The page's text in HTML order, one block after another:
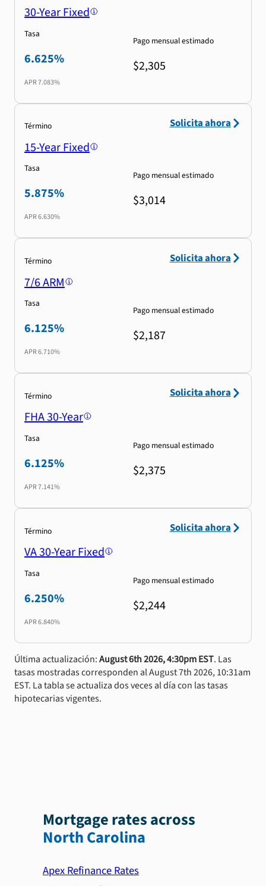
30-Year Fixed
Tasa
6.625%
APR7.083%
Pago mensual estimado
$2,305
Término
15-Year Fixed
Tasa
5.875%
APR6.630%
Pago mensual estimado
$3,014
Solicita ahora
Término
7/6 ARM
Tasa
6.125%
APR6.710%
Pago mensual estimado
$2,187
Solicita ahora
Término
FHA 30-Year
Tasa
6.125%
APR7.141%
Pago mensual estimado
$2,375
Solicita ahora
Término
VA 30-Year Fixed
Tasa
6.250%
APR6.840%
Pago mensual estimado
$2,244
Solicita ahora
Última actualización:August 6th 2026, 4:30pm EST. Las
tasas mostradas corresponden al August 7th 2026, 10:31am
EST. La tabla se actualiza dos veces al día con las tasas
hipotecarias vigentes.
Mortgage rates across
North Carolina
Apex Refinance Rates